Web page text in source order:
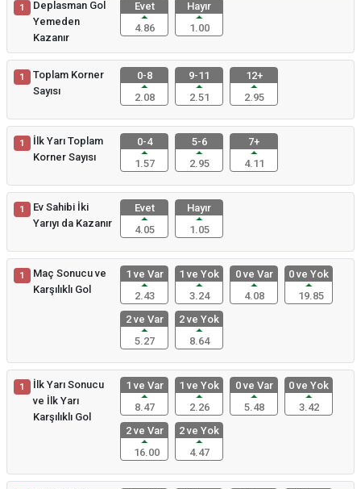
1
Deplasman Gol
Yemeden
Kazanır
Evet
4.86
Hayır
1.00
1
Toplam Korner
Sayısı
0-8
2.08
9-11
2.51
12+
2.95
1
İlk Yarı Toplam
Korner Sayısı
0-4
1.57
5-6
2.95
7+
4.11
1
Ev Sahibi İki
Yarıyı da Kazanır
Evet
4.05
Hayır
1.05
1
Maç Sonucu ve
Karşılıklı Gol
1 ve Var
2.43
1 ve Yok
3.24
0 ve Var
4.08
0 ve Yok
19.85
2 ve Var
5.27
2 ve Yok
8.64
1
İlk Yarı Sonucu
ve İlk Yarı
Karşılıklı Gol
1 ve Var
8.47
1 ve Yok
2.26
0 ve Var
5.48
0 ve Yok
3.42
2 ve Var
16.00
2 ve Yok
4.47